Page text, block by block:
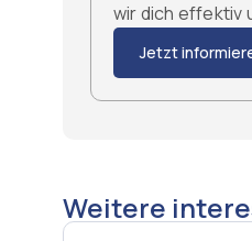
wir dich effektiv
Jetzt
Weitere